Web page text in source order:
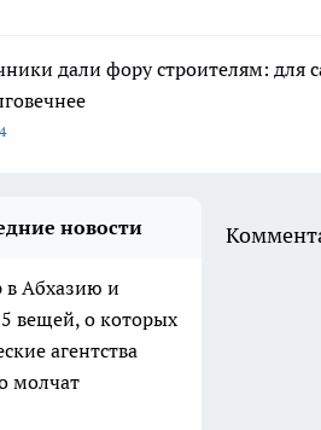
дали фору строителям: для
новости
в Абхазию и
вещей, о которых
агентства
молчат